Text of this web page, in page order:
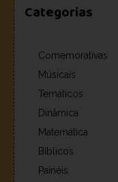
Categorias
Comemorativas
Músicais
Temáticos
Dinâmica
Matemática
Bíblicos
Painéis